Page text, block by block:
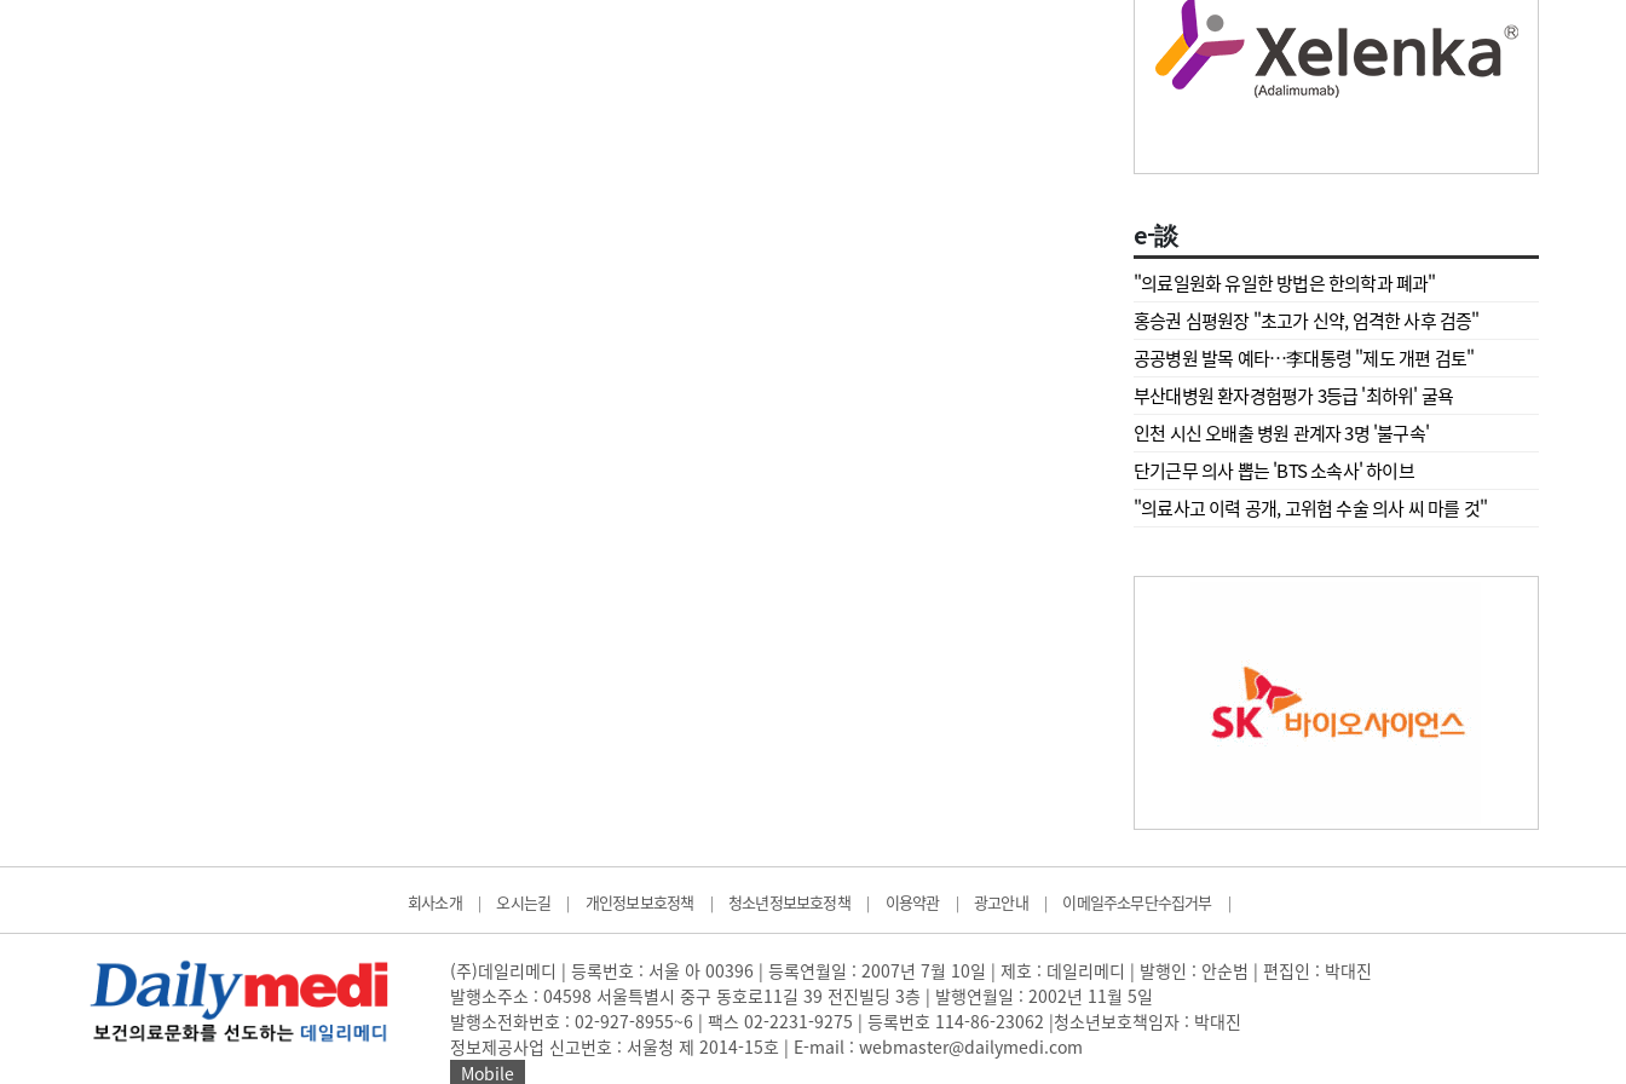
e-談
"의료일원화 유일한 방법은 한의학과 폐과"
홍승권 심평원장 " 초고가 신약, 엄격한 사후 검증"
공공병원 발목 예타…李대통령 "제도 개편 검토"
부산대병원 환자경험평가 3등급 '최하위' 굴욕
인천 시신 오배출 병원 관계자 3명 '불구속'
단기근무 의사 뽑는 'BTS 소속사' 하이브
"의료사고 이력 공개, 고위험 수술 의사 씨 마를 것"
회사소개 | 오시는길 | 개인정보보호정책 | 청소년정보보호정책 | 이용약관 | 광고안내 | 이메일주소무단수집거부 |
(주)데일리메디 | 등록번호 : 서울 아 00396 | 등록연월일 : 2007년 7월 10일 | 제호 : 데일리메디 | 발행인 : 안순범 | 편집인 : 박대진
발행소주소 : 04598 서울특별시 중구 동호로11길 39 전진빌딩 3층 | 발행연월일 : 2002년 11월 5일
발행소전화번호 : 02-927-8955~6 | 팩스 02-2231-9275 | 등록번호 114-86-23062 |청소년보호책임자 : 박대진
정보제공사업 신고번호 : 서울청 제 2014-15호 | E-mail : webmaster@dailymedi.com
Mobile